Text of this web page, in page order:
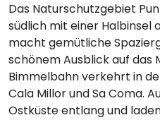
Das Naturschutzgebiet
südlich mit einer Halbinsel
macht gemütliche
schönem Ausblick auf das
Bimmelbahn verkehrt in
Cala Millor und Sa Coma.
Ostküste entlang und